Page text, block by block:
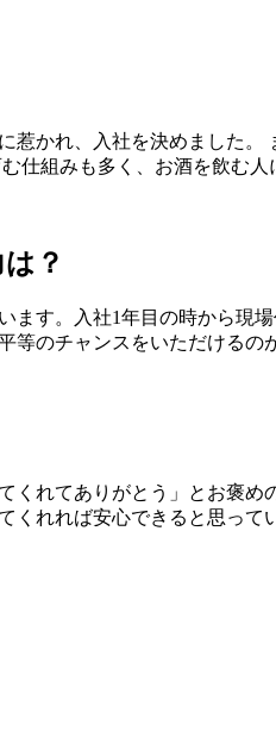
惹かれ、入社を決めました
仕組みも多く、お酒を飲む
？
ます。入社1年目の時から
のチャンスをいただけるの
くれてありがとう」とお褒
れれば安心できると思って